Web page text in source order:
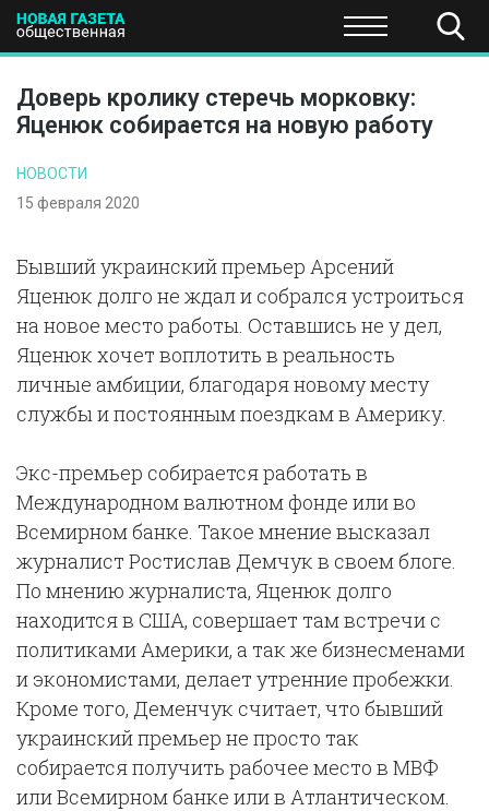
ПОЛИТИКА ЭКОНОМИКА НАУКА И
Доверь кролику стеречь морковку:
Яценюк собирается на новую работу
НОВОСТИ
15 февраля 2020
Бывший украинский премьер Арсений
Яценюк долго не ждал и собрался устроиться
на новое место работы. Оставшись не у дел,
Яценюк хочет воплотить в реальность
личные амбиции, благодаря новому месту
службы и постоянным поездкам в Америку.
Экс-премьер собирается работать в
Международном валютном фонде или во
Всемирном банке. Такое мнение высказал
журналист Ростислав Демчук в своем блоге.
По мнению журналиста, Яценюк долго
находится в США, совершает там встречи с
политиками Америки, а так же бизнесменами
и экономистами, делает утренние пробежки.
Кроме того, Деменчук считает, что бывший
украинский премьер не просто так
собирается получить рабочее место в МВФ
или Всемирном банке или в Атлантическом.